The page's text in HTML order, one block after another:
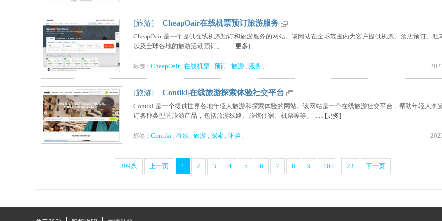
[旅游] | CheapOair在线机票预订旅游服务
CheapOair 是一个提供在线机票预订和旅游服务的网站。该网站在全球范围内为客户提供机票、酒店预订、租
以及全球各地的旅游活动预订。...... [更多]
标签： CheapOair, 在线机票 , 预订 , 旅游 , 服务 ,
[旅游] | Contiki|在线旅游探索体验社交平台
Contiki 是一个提供世界各地年轻人旅游和探索体验的网站。该网站是一个在线旅游社交平台，帮助年轻人浏
订各种类型的旅游产品，包括旅游线路、旅馆住宿、机票等等。 ...... [更多]
标签： Contiki , 在线 , 旅游 , 探索 , 体验 ,
399条 上一页 1 2 3 4 5 6 7 8 9 10 .. 23 下一页